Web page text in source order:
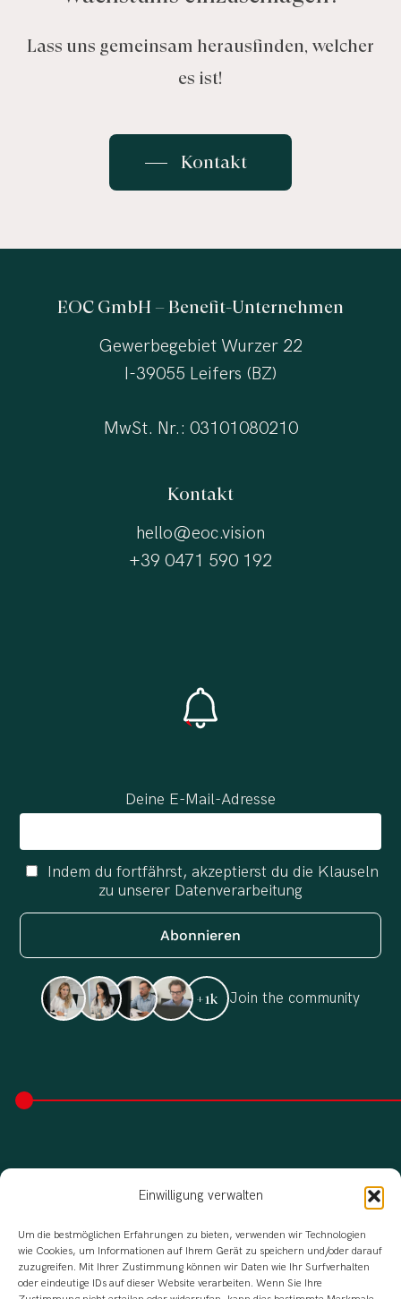
Einwilligung verwalten
Um die bestmöglichen Erfahrungen zu bieten, verwenden wir Technologien
wie Cookies, um Informationen auf Ihrem Gerät zu speichern und/oder darauf
zuzugreifen. Mit Ihrer Zustimmung können wir Daten wie Ihr Surfverhalten
oder eindeutige IDs auf dieser Website verarbeiten. Wenn Sie Ihre
Lass uns gemeinsam herausfinden, welcher
es ist!
Kontakt
EOC GmbH – Benefit-Unternehmen
Gewerbegebiet Wurzer 22
I-39055 Leifers (BZ)
MwSt. Nr.: 03101080210
Kontakt
hello@eoc.vision
+39 0471 590 192
Deine E-Mail-Adresse
Indem du fortfährst, akzeptierst du die Klauseln
zu unserer Datenverarbeitung
+1k Join the community